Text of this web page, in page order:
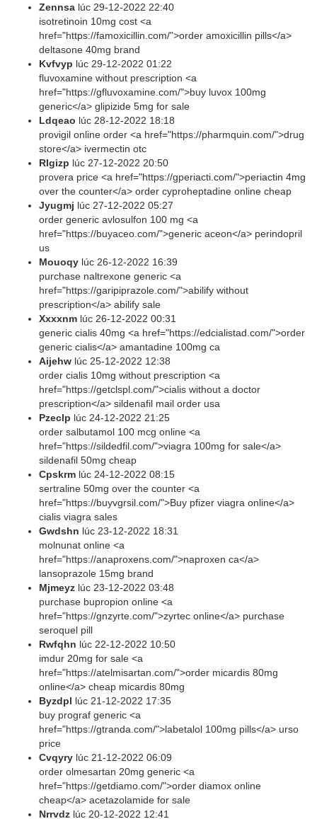
Zennsa lúc 29-12-2022 22:40
isotretinoin 10mg cost <a
href="https://famoxicillin.com/">order amoxicillin pills</a>
deltasone 40mg brand
Kvfvyp lúc 29-12-2022 01:22
fluvoxamine without prescription <a
href="https://gfluvoxamine.com/">buy luvox 100mg
generic</a> glipizide 5mg for sale
Ldqeao lúc 28-12-2022 18:18
provigil online order <a href="https://pharmquin.com/">drug
store</a> ivermectin otc
Rlgizp lúc 27-12-2022 20:50
provera price <a href="https://gperiacti.com/">periactin 4mg
over the counter</a> order cyproheptadine online cheap
Jyugmj lúc 27-12-2022 05:27
order generic avlosulfon 100 mg <a
href="https://buyaceo.com/">generic aceon</a> perindopril
us
Mouoqy lúc 26-12-2022 16:39
purchase naltrexone generic <a
href="https://garipiprazole.com/">abilify without
prescription</a> abilify sale
Xxxxnm lúc 26-12-2022 00:31
generic cialis 40mg <a href="https://edcialistad.com/">order
generic cialis</a> amantadine 100mg ca
Aijehw lúc 25-12-2022 12:38
order cialis 10mg without prescription <a
href="https://getclspl.com/">cialis without a doctor
prescription</a> sildenafil mail order usa
Pzeclp lúc 24-12-2022 21:25
order salbutamol 100 mcg online <a
href="https://sildedfil.com/">viagra 100mg for sale</a>
sildenafil 50mg cheap
Cpskrm lúc 24-12-2022 08:15
sertraline 50mg over the counter <a
href="https://buyvgrsil.com/">Buy pfizer viagra online</a>
cialis viagra sales
Gwdshn lúc 23-12-2022 18:31
molnunat online <a
href="https://anaproxens.com/">naproxen ca</a>
lansoprazole 15mg brand
Mjmeyz lúc 23-12-2022 03:48
purchase bupropion online <a
href="https://gnzyrte.com/">zyrtec online</a> purchase
seroquel pill
Rwfqhn lúc 22-12-2022 10:50
imdur 20mg for sale <a
href="https://atelmisartan.com/">order micardis 80mg
online</a> cheap micardis 80mg
Byzdpl lúc 21-12-2022 17:35
buy prograf generic <a
href="https://gtranda.com/">labetalol 100mg pills</a> urso
price
Cvqyry lúc 21-12-2022 06:09
order olmesartan 20mg generic <a
href="https://getdiamo.com/">order diamox online
cheap</a> acetazolamide for sale
Nrrvdz lúc 20-12-2022 12:41